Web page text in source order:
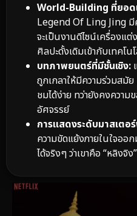
World-Building ที่ยอด
Legend Of Ling Jing มี
จะเป็นงานดีไซน์เครื่องแ
ศิลปะดั้งเดิมเข้ากับเทคโน
บทภาพยนตร์ที่มีชั้นเชิง:
ถูกเกลาให้มีความร่วมสมั
ชมได้ง่าย ทว่ายังคงความ
อัศจรรย์
การแสดงระดับมาสเตอ
ความขัดแย้งภายในใจออก
ได้จริงๆ ว่าเขาคือ “หลิงจิ